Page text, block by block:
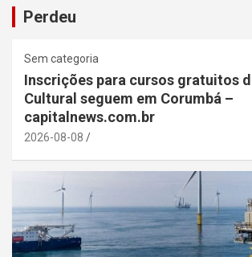
Perdeu
Sem categoria
Inscrições para cursos gratuitos
Cultural seguem em Corumbá –
capitalnews.com.br
2026-08-08